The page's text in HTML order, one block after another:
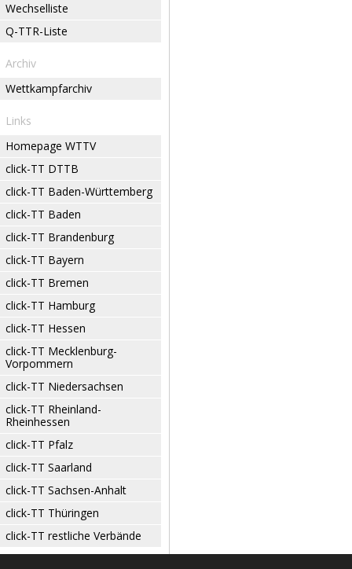
Wechselliste
Q-TTR-Liste
Archiv
Wettkampfarchiv
Links
Homepage WTTV
click-TT DTTB
click-TT Baden-Württemberg
click-TT Baden
click-TT Brandenburg
click-TT Bayern
click-TT Bremen
click-TT Hamburg
click-TT Hessen
click-TT Mecklenburg-
Vorpommern
click-TT Niedersachsen
click-TT Rheinland-
Rheinhessen
click-TT Pfalz
click-TT Saarland
click-TT Sachsen-Anhalt
click-TT Thüringen
click-TT restliche Verbände